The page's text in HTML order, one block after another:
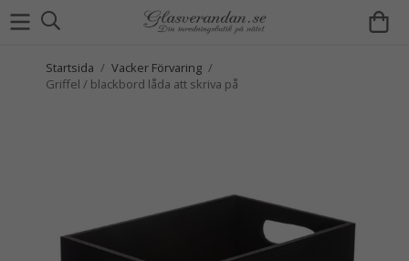
Startsida / Vacker Förvaring /
Griffel / blackbord låda att skriva på